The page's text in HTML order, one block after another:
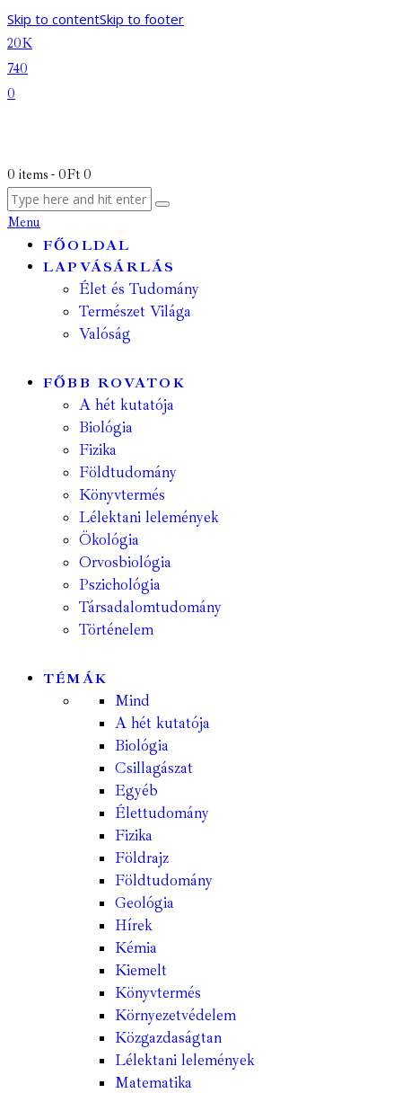
Skip to contentSkip to footer
20K
740
0
0 items - 0Ft 0
Menu
FŐOLDAL
LAPVÁSÁRLÁS
Élet és Tudomány
Természet Világa
Valóság
FŐBB ROVATOK
A hét kutatója
Biológia
Fizika
Földtudomány
Könyvtermés
Lélektani lelemények
Ökológia
Orvosbiológia
Pszichológia
Társadalomtudomány
Történelem
TÉMÁK
Mind
A hét kutatója
Biológia
Csillagászat
Egyéb
Élettudomány
Fizika
Földrajz
Földtudomány
Geológia
Hírek
Kémia
Kiemelt
Könyvtermés
Környezetvédelem
Közgazdaságtan
Lélektani lelemények
Matematika